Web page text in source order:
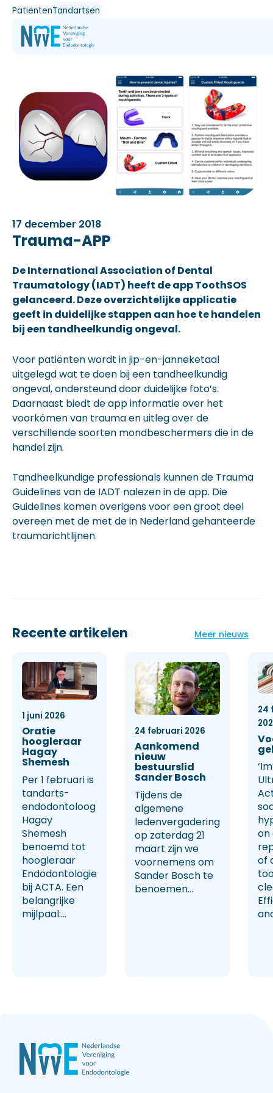
PatiëntenTandartsen
17 december 2018
Trauma-APP
De International Association of Dental
Traumatology (IADT) heeft de app ToothSOS
gelanceerd. Deze overzichtelijke applicatie
geeft in duidelijke stappen aan hoe te handelen
bij een tandheelkundig ongeval.
Voor patiënten wordt in jip-en-janneketaal
uitgelegd wat te doen bij een tandheelkundig
ongeval, ondersteund door duidelijke foto’s.
Daarnaast biedt de app informatie over het
voorkómen van trauma en uitleg over de
verschillende soorten mondbeschermers die in de
handel zijn.
Tandheelkundige professionals kunnen de Trauma
Guidelines van de IADT nalezen in de app. Die
Guidelines komen overigens voor een groot deel
overeen met de met de in Nederland gehanteerde
traumarichtlijnen.
Recente artikelen Meer nieuws
1 juni 2026
Oratie
hoogleraar
Hagay
Shemesh
Per 1 februari is
tandarts-
endodontoloog
Hagay
Shemesh
benoemd tot
hoogleraar
Endodontologie
bij ACTA. Een
belangrijke
mijlpaal:...
24 februari 2026
Aankomend
nieuw
bestuurslid
Sander Bosch
Tijdens de
algemene
ledenvergadering
op zaterdag 21
maart zijn we
voornemens om
Sander Bosch te
benoemen...
24
on
of